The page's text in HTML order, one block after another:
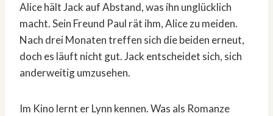
Alice hält Jack auf Abstand, was ihn unglücklich
macht. Sein Freund Paul rät ihm, Alice zu meiden.
Nach drei Monaten treffen sich die beiden erneut,
doch es läuft nicht gut. Jack entscheidet sich, sich
anderweitig umzusehen.
Im Kino lernt er Lynn kennen. Was als Romanze